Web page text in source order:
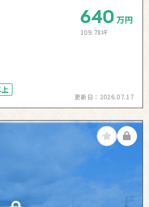
640 万円
109.78坪
更新日： 2026.07.17